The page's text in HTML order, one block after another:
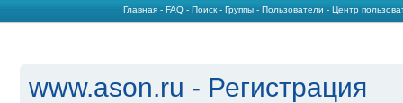
Главная - FAQ - Поиск - Группы - Пользователи - Центр
www.ason.ru - Регистрация